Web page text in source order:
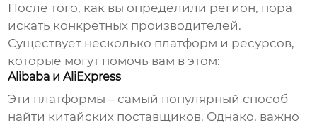
После того, как вы определили регион, пора
искать конкретных производителей.
Существует несколько платформ и ресурсов,
которые могут помочь вам в этом:
Alibaba и AliExpress
Эти платформы – самый популярный способ
найти китайских поставщиков. Однако, важно